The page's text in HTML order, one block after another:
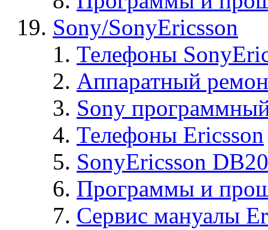
Sony/SonyEricsson
Телефоны
Аппаратный
Sony
Телефоны Ericsson
SonyEricsson
Программы и
Сервис мануалы